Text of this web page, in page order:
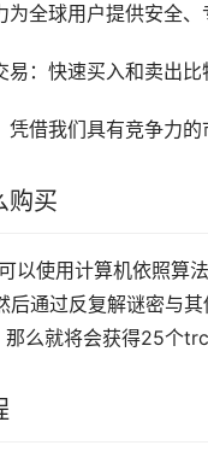
全球用户提供安全、
：快速买入和卖出
借我们具有竞争力
购买
以使用计算机依照算
后通过反复解谜密与
那么就将会获得25个